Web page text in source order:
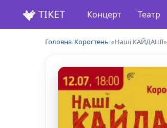
ТІКЕТ Концерт Театр
Головна/Коростень/«Наші КАЙДАШІ»